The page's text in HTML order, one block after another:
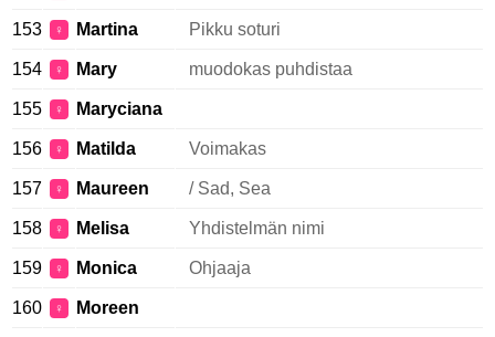
153 ♀ Martina Pikku soturi
154 ♀ Mary muodokas puhdistaa
155 ♀ Maryciana
156 ♀ Matilda Voimakas
157 ♀ Maureen / Sad, Sea
158 ♀ Melisa Yhdistelmän nimi
159 ♀ Monica Ohjaaja
160 ♀ Moreen